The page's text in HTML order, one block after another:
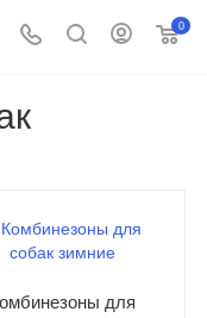
0
для